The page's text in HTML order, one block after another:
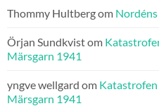
Thommy Hultbergom
Örjan Sundkvistom
Märsgarn 1941
yngve wellgard om Katastrofen
Märsgarn 1941